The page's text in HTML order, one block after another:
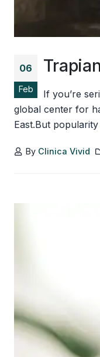
06
Feb
If you’re
global center for
East.But popularity
By Clinica Vivid